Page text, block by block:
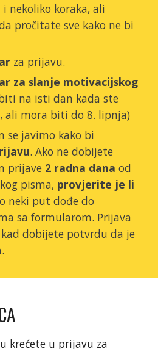
nekoliko koraka, ali
pročitate sve kako ne bi
za prijavu.
za slanje motivacijskog
na isti dan kada ste
ali mora biti do 8. lipnja)
se javimo kako bi
. Ako ne dobijete
prijave 2 radna dana od
pisma, provjerite je li
neki put dođe do
sa formularom. Prijava
dobijete potvrdu da je
krećete u prijavu za